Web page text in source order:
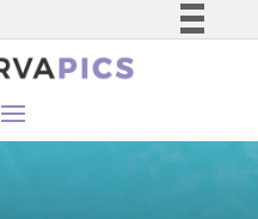
Simplifique!